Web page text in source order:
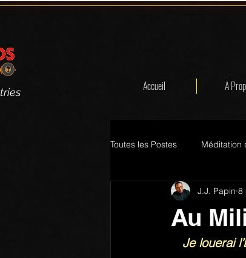
Accueil A
Toutes les Postes Méditation
Au
J.J. Papin 8
Je louerai